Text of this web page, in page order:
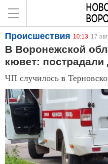
Происшествия 10:13 17
В Воронежской
кювет:
ЧП случилось в